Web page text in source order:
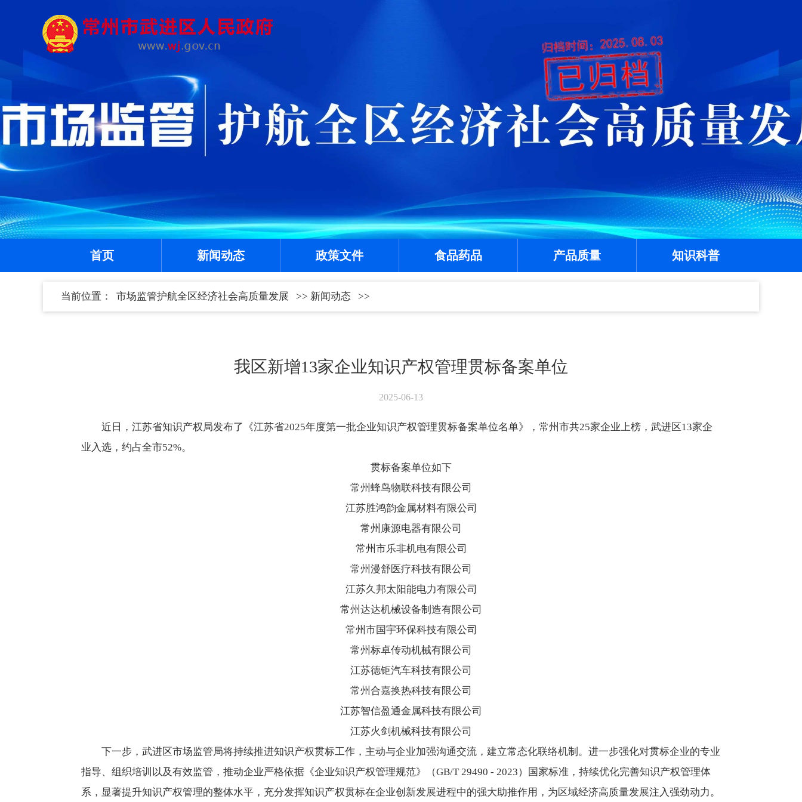
首页 新闻动态 政策文件 食品药品 产品质量 知识科普
当前位置： 市场监管护航全区经济社会高质量发展 >> 新闻动态 >>
我区新增13家企业知识产权管理贯标备案单位
2025-06-13
近日，江苏省知识产权局发布了《江苏省2025年度第一批企业知识产权管理贯标备案单位名单》，常州市共25家企业上榜，武进区13家企
业入选，约占全市52%。
贯标备案单位如下
常州蜂鸟物联科技有限公司
江苏胜鸿韵金属材料有限公司
常州康源电器有限公司
常州市乐非机电有限公司
常州漫舒医疗科技有限公司
江苏久邦太阳能电力有限公司
常州达达机械设备制造有限公司
常州市国宇环保科技有限公司
常州标卓传动机械有限公司
江苏德钜汽车科技有限公司
常州合嘉换热科技有限公司
江苏智信盈通金属科技有限公司
江苏火剑机械科技有限公司
下一步，武进区市场监管局将持续推进知识产权贯标工作，主动与企业加强沟通交流，建立常态化联络机制。进一步强化对贯标企业的专业
指导、组织培训以及有效监管，推动企业严格依据《企业知识产权管理规范》（GB/T 29490 - 2023）国家标准，持续优化完善知识产权管理体
系，显著提升知识产权管理的整体水平，充分发挥知识产权贯标在企业创新发展进程中的强大助推作用，为区域经济高质量发展注入强劲动力。